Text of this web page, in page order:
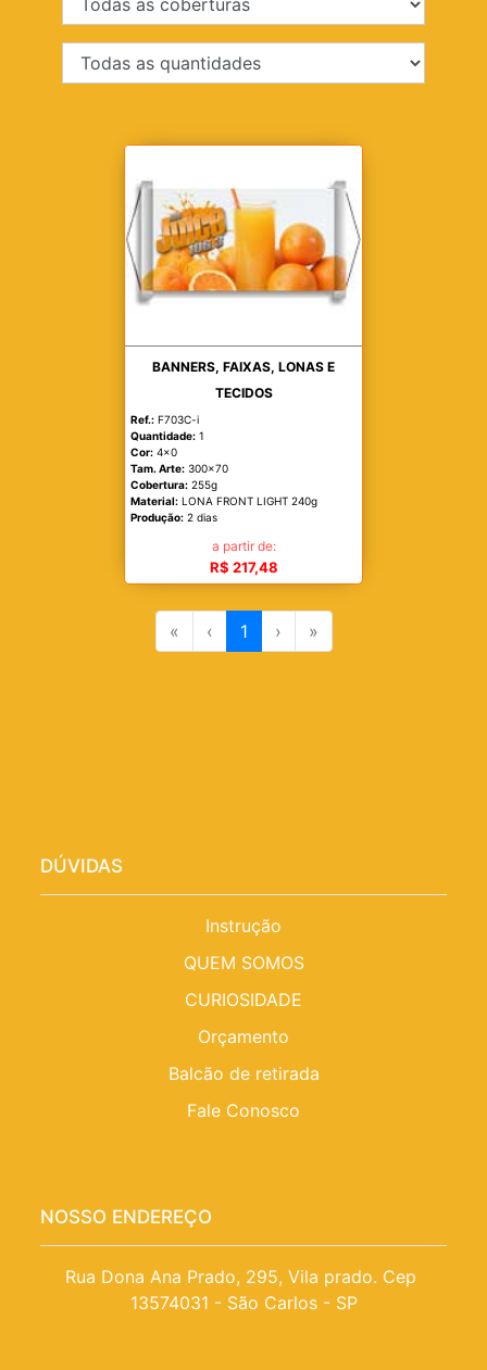
BANNERS, FAIXAS, LONAS E
TECIDOS
Ref.: F703C-i
Quantidade: 1
Cor: 4x0
Tam. Arte: 300x70
Cobertura: 255g
Material: LONA FRONT LIGHT 240g
Produção: 2 dias
a partir de:
R$ 217,48
« ‹ 1 › »
DÚVIDAS
Instrução
QUEM SOMOS
CURIOSIDADE
Orçamento
Balcão de retirada
Fale Conosco
NOSSO ENDEREÇO
Rua Dona Ana Prado, 295, Vila prado. Cep
13574031 - São Carlos - SP